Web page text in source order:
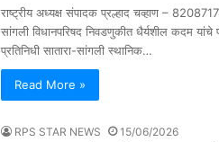
राष्ट्रीय अध्यक्ष संपादक प्रल्हाद चव्हाण –
सांगली विधानपरिषद निवडणुकीत धैर्यशील कदम यांचे
प्रतिनिधी सातारा-सांगली स्थानिक…
Read More »
RPS STAR NEWS 15/06/2026